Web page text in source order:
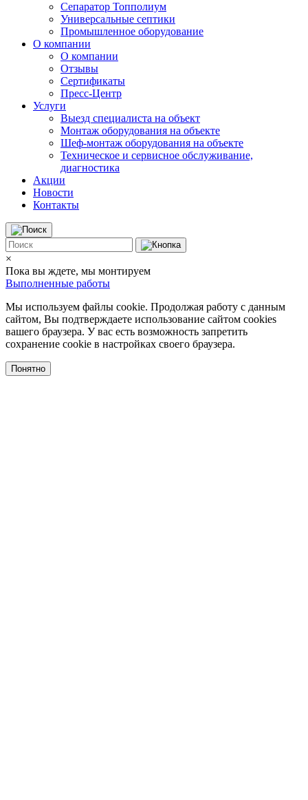
Сепаратор Топполиум
Универсальные септики
Промышленное оборудование
О компании
О компании
Отзывы
Сертификаты
Пресс-Центр
Услуги
Выезд специалиста на объект
Монтаж оборудования на объекте
Шеф-монтаж оборудования на объекте
Техническое и сервисное обслуживание,
диагностика
Акции
Новости
Контакты
×
Пока вы ждете, мы монтируем
Выполненные работы
Мы используем файлы cookie. Продолжая работу с данным
сайтом, Вы подтверждаете использование сайтом cookies
вашего браузера. У вас есть возможность запретить
сохранение cookie в настройках своего браузера.
Понятно